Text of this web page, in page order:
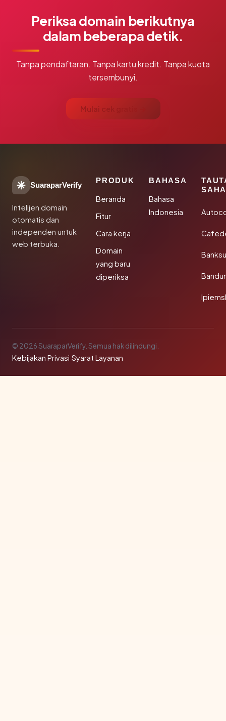
Periksa domain berikutnya
dalam beberapa detik.
Tanpa pendaftaran. Tanpa kartu kredit. Tanpa kuota
tersembunyi.
Mulai cek gratis →
SuaraparVerify
Intelijen domain
otomatis dan
independen untuk
web terbuka.
PRODUK
Beranda
Fitur
Cara kerja
Domain
yang baru
diperiksa
BAHASA
Bahasa
Indonesia
© 2026 SuaraparVerify. Semua hak dilindungi.
Kebijakan Privasi·Syarat Layanan